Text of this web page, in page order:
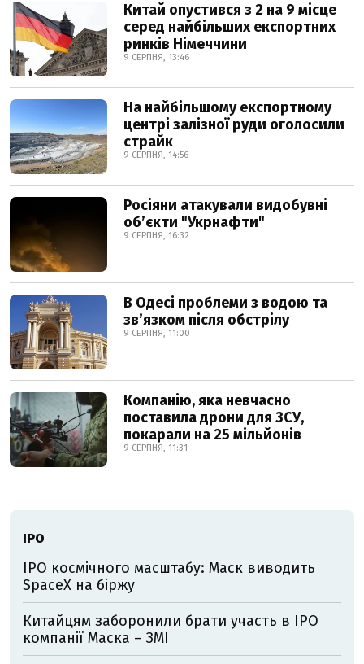
Китай опустився з 2 на 9 місце
серед найбільших експортних
ринків Німеччини
9 СЕРПНЯ, 13:46
На найбільшому експортному
центрі залізної руди оголосили
страйк
9 СЕРПНЯ, 14:56
Росіяни атакували видобувні
обʼєкти "Укрнафти"
9 СЕРПНЯ, 16:32
В Одесі проблеми з водою та
звʼязком після обстрілу
9 СЕРПНЯ, 11:00
Компанію, яка невчасно
поставила дрони для ЗСУ,
покарали на 25 мільйонів
9 СЕРПНЯ, 11:31
IPO
IPO космічного масштабу: Маск виводить
SpaceX на біржу
Китайцям заборонили брати участь в IPO
компанії Маска – ЗМІ